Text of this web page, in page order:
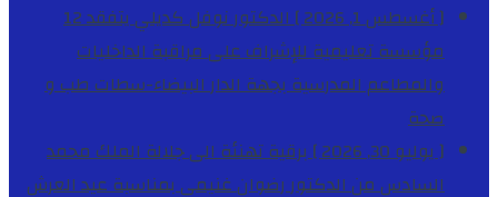
[ أغسطس 1, 2026 ]
الدكتور نوفل كديلي يتفقد 12
مؤسسة تعليمية للإشراف على مراقبة الداخليات
والمطاعم المدرسية بجهة الدار البيضاء-سطاتطب و
صحة
[ يوليو 30, 2026 ]
برقية تهنئة الى جلالة الملك محمد
السادس من الدكتور رضوان غنيمي بمناسبة عيد العرش